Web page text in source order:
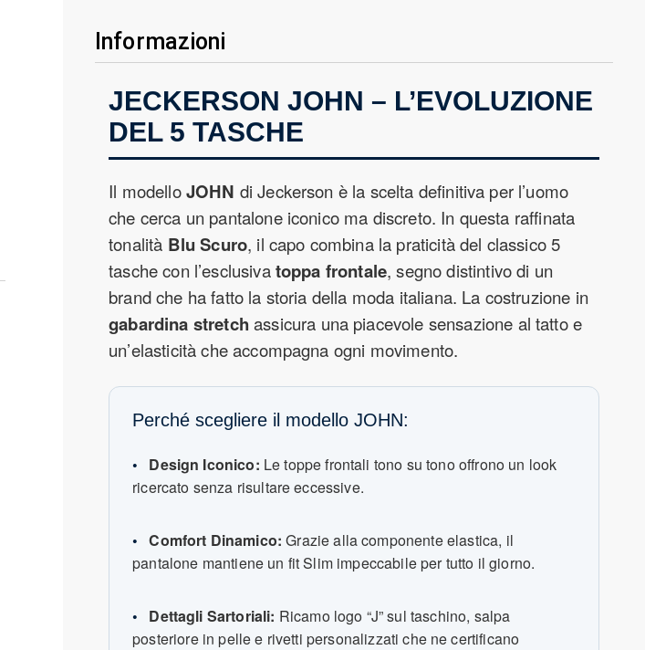
Informazioni
JECKERSON JOHN – L’EVOLUZIONE
DEL 5 TASCHE
Il modelloJOHN di Jeckerson è la scelta definitiva per l’uomo
che cerca un pantalone iconico ma discreto. In questa raffinata
tonalità Blu Scuro, il capo combina la praticità del classico 5
tasche con l’esclusivatoppa frontale, segno distintivo di un
brand che ha fatto la storia della moda italiana. La costruzione in
gabardina stretch assicura una piacevole sensazione al tatto e
un’elasticità che accompagna ogni movimento.
Perché scegliere il modello JOHN:
• Design Iconico: Le toppe frontali tono su tono offrono un look
ricercato senza risultare eccessive.
• Comfort Dinamico: Grazie alla componente elastica, il
pantalone mantiene un fit Slim impeccabile per tutto il giorno.
• Dettagli Sartoriali: Ricamo logo “J” sul taschino, salpa
posteriore in pelle e rivetti personalizzati che ne certificano